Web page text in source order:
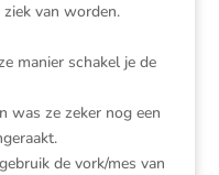
van worden.
manier schakel je de
was ze zeker nog een
de vork/mes van